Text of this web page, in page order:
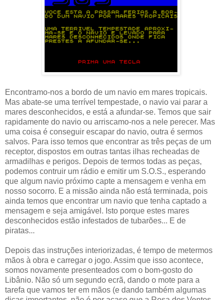
Encontramo-nos a bordo de um navio em mares tropicais.
Mas abate-se uma terrível tempestade, o navio vai parar a
mares desconhecidos, e está a afundar-se. Temos que sair
rapidamente do navio ou arriscamo-nos a nele perecer. Mas
uma coisa é conseguir escapar do navio, outra é sermos
salvos. Para isso temos que encontrar as três peças de um
receptor, dispostos em outras tantas ilhas recheadas de
armadilhas e perigos. Depois de termos todas as peças,
podemos contruir um rádio e emitir um S.O.S., esperando
que algum navio próximo capte a mensagem e venha em
nosso socorro. E a missão ainda não está terminada, pois
ainda temos que encontrar um navio que tenha captado a
mensagem e seja amigável. Isto porque estes mares
desconhecidos estão infestados de tubarões... E de
piratas...
Depois das instruções interiorizadas, é tempo de metermos
mãos à obra e carregar o jogo. Assim que isso acontece,
somos novamente presenteados com o bom-gosto do
Libânio. Não só um segundo ecrã, dando o mote para a
tarefa que vamos ter em mãos (e dando também algumas